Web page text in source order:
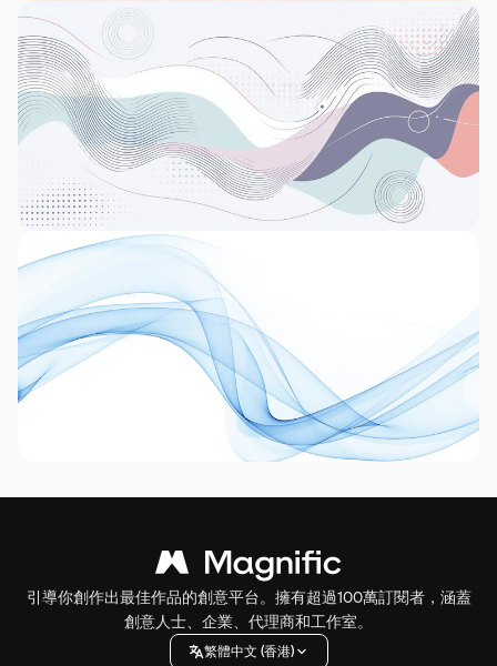
引導你創作出最佳作品的創意平台。擁有超過100萬訂閱者，涵蓋
創意人士、企業、代理商和工作室。
繁體中文 (香港)